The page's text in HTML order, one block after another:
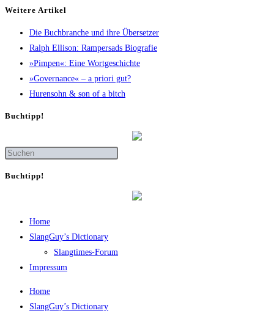
Wei­te­re Artikel
Die Buch­bran­che und ihre Übersetzer
Ralph Elli­son: Ram­pers­ads Biografie
»Pim­pen«: Eine Wortgeschichte
»Gover­nan­ce« – a prio­ri gut?
Huren­sohn & son of a bitch
Buch­tipp!
Buch­tipp!
Home
SlangGuy’s Dic­tion­a­ry
Slang­times-Forum
Impres­sum
Home
SlangGuy’s Dic­tion­a­ry